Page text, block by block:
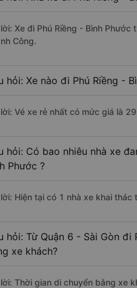
Xe đi Phú Riềng - Bình
Công.
hỏi: Xe nào đi Phú Riềng -
Vé xe rẻ nhất có mức giá là
hỏi: Có bao nhiêu nhà xe
Phước ?
Hiện tại có 1 nhà xe khai thác
hỏi: Từ Quận 6 - Sài Gòn
xe khách?
Thời gian di chuyển bằng xe